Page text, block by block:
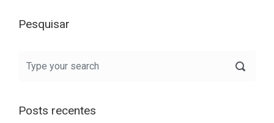
Pesquisar
Posts recentes